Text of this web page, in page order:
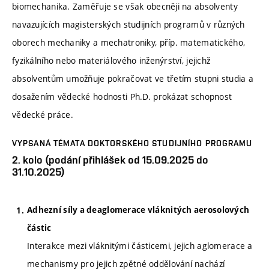
biomechanika. Zaměřuje se však obecněji na absolventy
navazujících magisterských studijních programů v různých
oborech mechaniky a mechatroniky, příp. matematického,
fyzikálního nebo materiálového inženýrství, jejichž
absolventům umožňuje pokračovat ve třetím stupni studia a
dosažením vědecké hodnosti Ph.D. prokázat schopnost
vědecké práce.
VYPSANÁ TÉMATA DOKTORSKÉHO STUDIJNÍHO PROGRAMU
2. kolo (podání přihlášek od 15.09.2025 do
31.10.2025)
Adhezní síly a deaglomerace vláknitých aerosolových
částic
Interakce mezi vláknitými částicemi, jejich aglomerace a
mechanismy pro jejich zpětné oddělování nachází